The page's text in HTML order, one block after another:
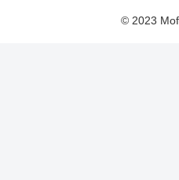
© 2023